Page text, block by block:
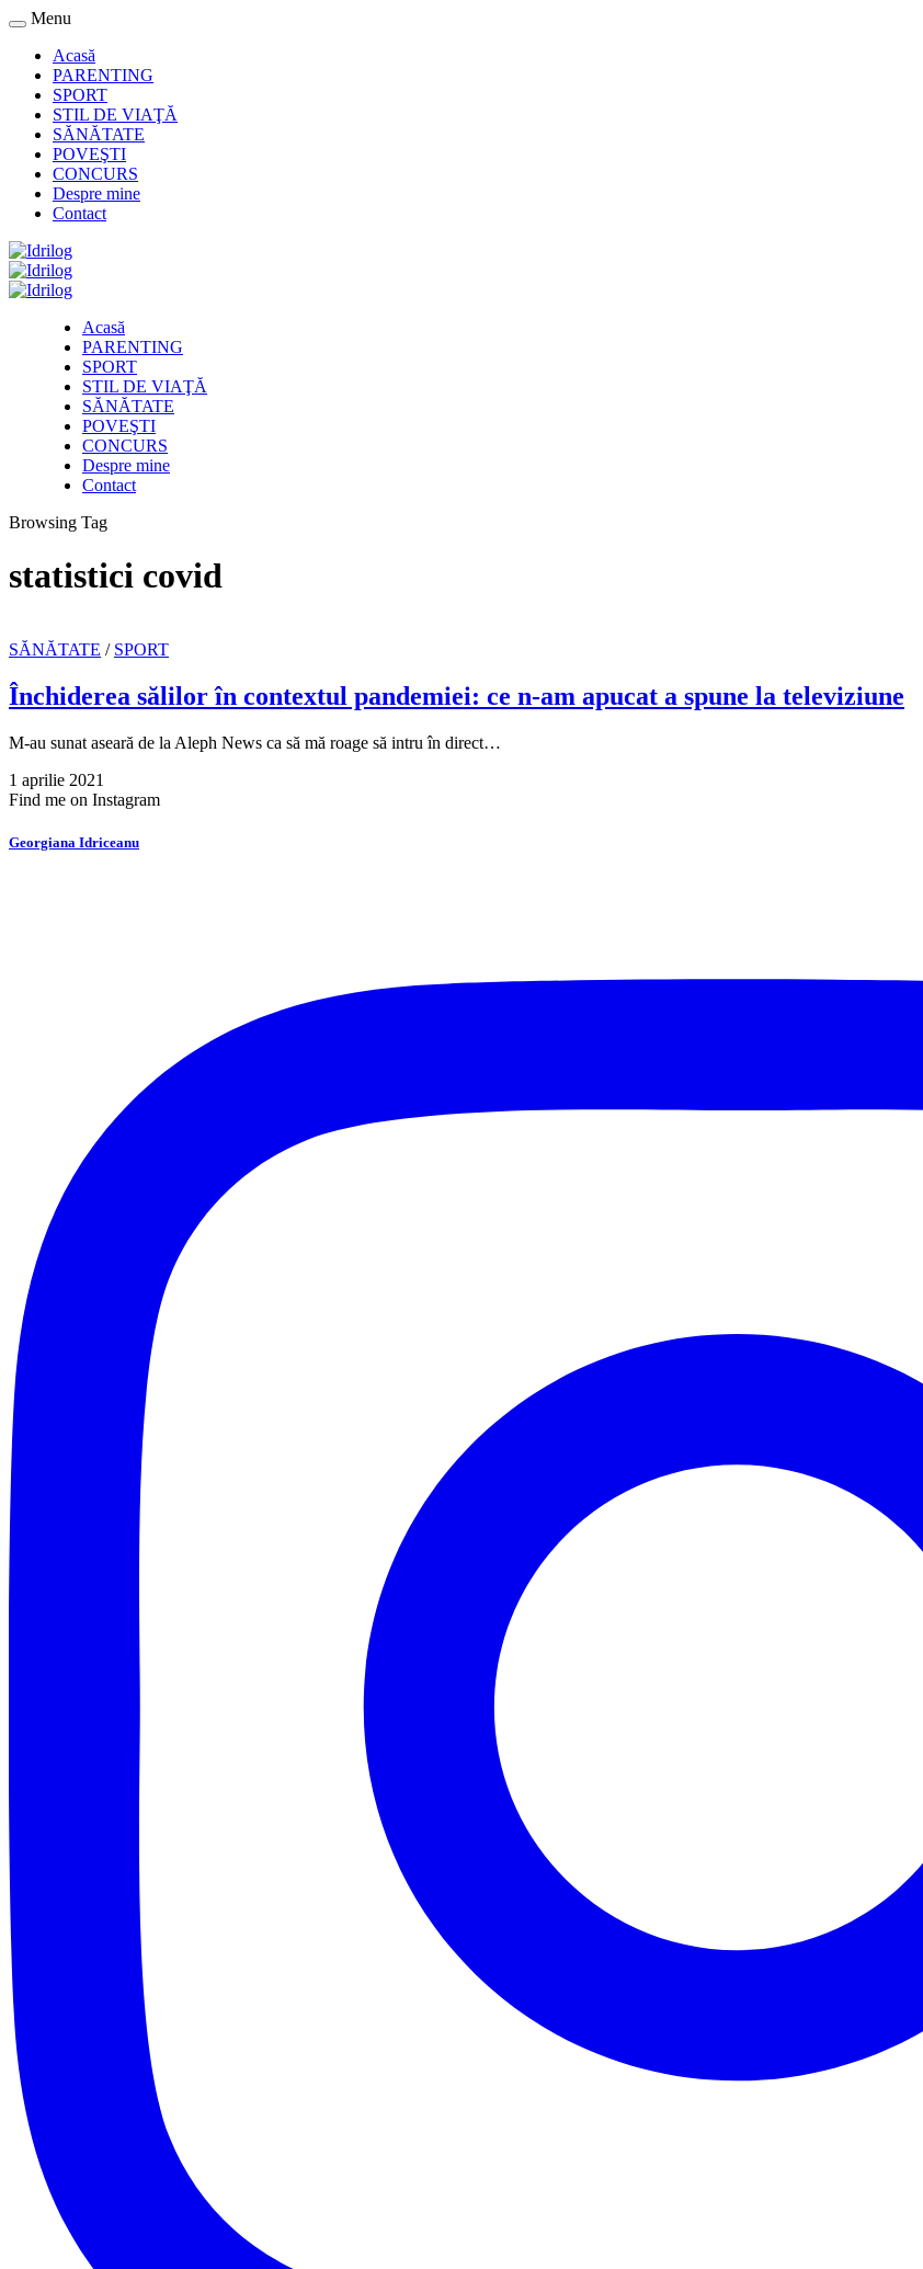
Menu
Acasă
PARENTING
SPORT
STIL DE VIAŢĂ
SĂNĂTATE
POVEŞTI
CONCURS
Despre mine
Contact
Acasă
PARENTING
SPORT
STIL DE VIAŢĂ
SĂNĂTATE
POVEŞTI
CONCURS
Despre mine
Contact
Browsing Tag
statistici covid
SĂNĂTATE / SPORT
Închiderea sălilor în contextul pandemiei: ce n-am apucat a spune la televiziune
M-au sunat aseară de la Aleph News ca să mă roage să intru în direct…
1 aprilie 2021
Find me on Instagram
Georgiana Idriceanu